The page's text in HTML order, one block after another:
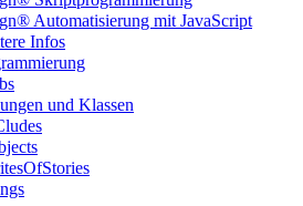
Automatisierung mit JavaScript
Infos
und Klassen